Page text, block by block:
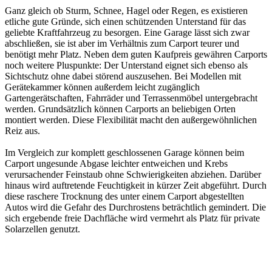
Ganz gleich ob Sturm, Schnee, Hagel oder Regen, es existieren
etliche gute Gründe, sich einen schützenden Unterstand für das
geliebte Kraftfahrzeug zu besorgen. Eine Garage lässt sich zwar
abschließen, sie ist aber im Verhältnis zum Carport teurer und
benötigt mehr Platz. Neben dem guten Kaufpreis gewähren Carports
noch weitere Pluspunkte: Der Unterstand eignet sich ebenso als
Sichtschutz ohne dabei störend auszusehen. Bei Modellen mit
Gerätekammer können außerdem leicht zugänglich
Gartengerätschaften, Fahrräder und Terrassenmöbel untergebracht
werden. Grundsätzlich können Carports an beliebigen Orten
montiert werden. Diese Flexibilität macht den außergewöhnlichen
Reiz aus.
Im Vergleich zur komplett geschlossenen Garage können beim
Carport ungesunde Abgase leichter entweichen und Krebs
verursachender Feinstaub ohne Schwierigkeiten abziehen. Darüber
hinaus wird auftretende Feuchtigkeit in kürzer Zeit abgeführt. Durch
diese raschere Trocknung des unter einem Carport abgestellten
Autos wird die Gefahr des Durchrostens beträchtlich gemindert. Die
sich ergebende freie Dachfläche wird vermehrt als Platz für private
Solarzellen genutzt.